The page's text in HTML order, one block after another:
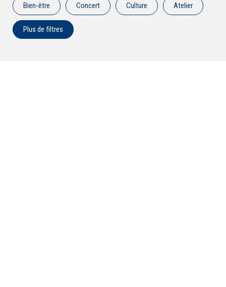
Bien-être Concert Culture Atelier
Plus de filtres